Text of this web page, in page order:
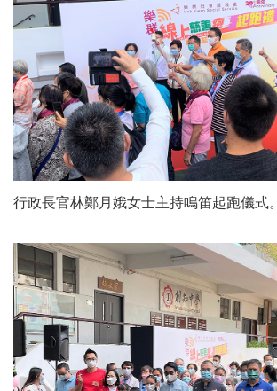
行政長官林鄭月娥女士主持鳴笛起跑儀式。